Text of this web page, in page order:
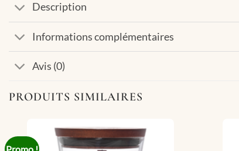
Description
Informations complémentaires
Avis (0)
PRODUITS SIMILAIRES